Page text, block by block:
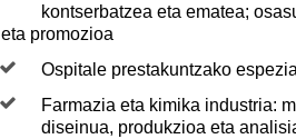
kontserbatzea eta ematea;
eta promozioa
Ospitale prestakuntzako
Farmazia eta kimika industria:
diseinua, produkzioa eta